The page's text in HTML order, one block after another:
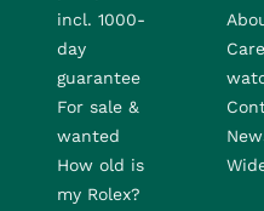
incl. 1000-
day
guarantee
For sale &
wanted
How old is
my Rolex?